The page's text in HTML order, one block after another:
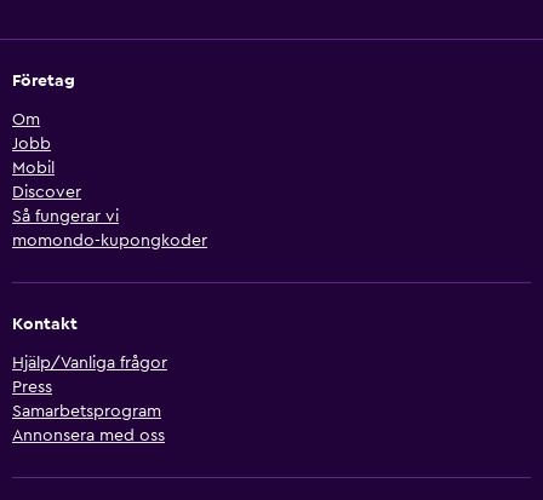
Företag
Om
Jobb
Mobil
Discover
Så fungerar vi
momondo-kupongkoder
Kontakt
Hjälp/Vanliga frågor
Press
Samarbetsprogram
Annonsera med oss